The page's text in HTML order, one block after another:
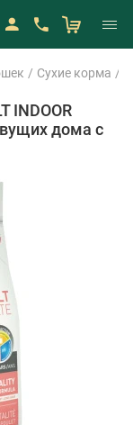
Сухие корма
INDOOR
дома с